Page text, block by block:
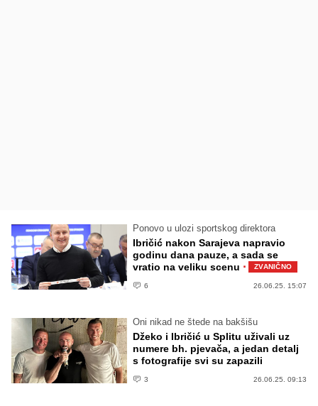
Ponovo u ulozi sportskog direktora
Ibričić nakon Sarajeva napravio
godinu dana pauze, a sada se
vratio na veliku scenu · ZVANIČNO
6 26.06.25. 15:07
Oni nikad ne štede na bakšišu
Džeko i Ibričić u Splitu uživali uz
numere bh. pjevača, a jedan detalj
s fotografije svi su zapazili
3 26.06.25. 09:13